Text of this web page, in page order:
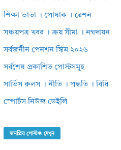
শিক্ষা ভাতা । পোষাক । রেশন
সঞ্চয়পত্র খবর । ক্রয় সীমা । নগদায়ন
সর্বজনীন পেনশন স্কিম ২০২৬
সর্বশেষ প্রকাশিত পোস্টসমূহ
সার্ভিস রুলস । নীতি । পদ্ধতি । বিধি
স্পোর্টস নিউজ ডেইলি
জনপ্রিয় পোস্টগু দেখুন